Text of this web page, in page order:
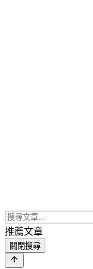
推薦文章
關閉搜尋